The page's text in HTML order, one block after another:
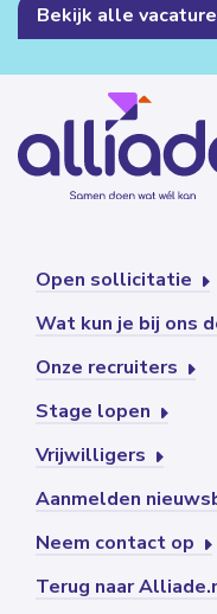
Bekijk alle
Open sollicitatie
Wat kun je bij ons
Onze recruiters
Stage lopen
Vrijwilligers
Aanmelden
Neem contact op
Terug naar